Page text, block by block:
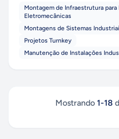
Montagem de Infraestrutura para
Eletromecânicas
Montagens de Sistemas
Projetos Turnkey
Manutenção de Instalações
Mostrando 1-18